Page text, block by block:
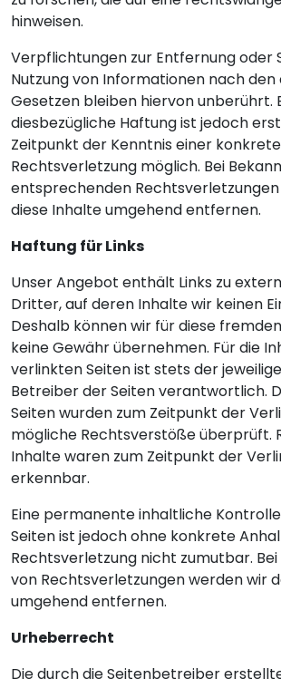
hinweisen.
Verpflichtungen zur Entfernung oder
Nutzung von Informationen nach
Gesetzen bleiben hiervon unberührt.
diesbezügliche Haftung ist jedoch
Zeitpunkt der Kenntnis einer
Rechtsverletzung möglich. Bei
entsprechenden
diese Inhalte umgehend entfernen.
Haftung für Links
Unser Angebot enthält Links zu
Dritter, auf deren Inhalte wir keinen
Deshalb können wir für diese
keine Gewähr übernehmen. Für die
verlinkten Seiten ist stets der
Betreiber der Seiten verantwortlich.
Seiten wurden zum Zeitpunkt der
mögliche Rechtsverstöße überprüft.
Inhalte waren zum Zeitpunkt der
erkennbar.
Eine permanente inhaltliche
Seiten ist jedoch ohne konkrete
Rechtsverletzung nicht zumutbar.
von Rechtsverletzungen werden wir
umgehend entfernen.
Urheberrecht
Die durch die Seitenbetreiber